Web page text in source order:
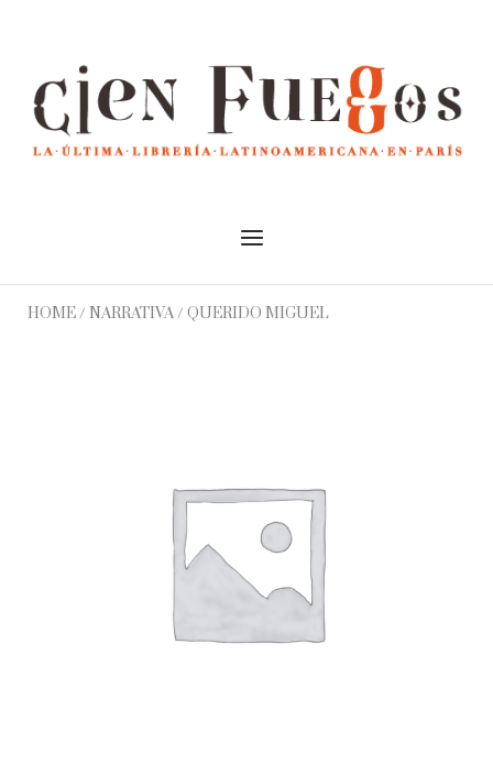
Menu
HOME/ NARRATIVA/ QUERIDO MIGUEL